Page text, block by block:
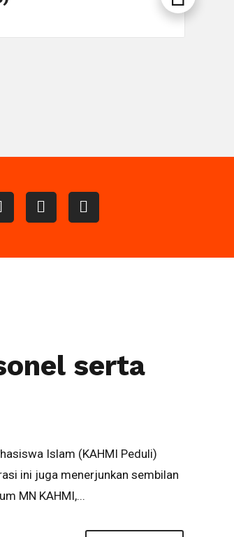
serta
Islam (KAHMI Peduli)
ini juga menerjunkan sembilan
MN KAHMI,...